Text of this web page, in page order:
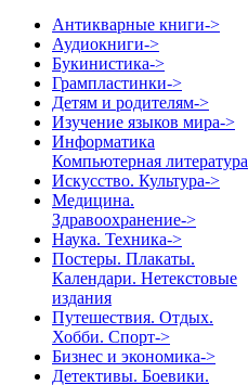
Антикварные книги->
Аудиокниги->
Букинистика->
Грампластинки->
Детям и родителям->
Изучение языков мира->
Информатика
Компьютерная литература
Искусство. Культура->
Медицина.
Здравоохранение->
Наука. Техника->
Постеры. Плакаты.
Календари. Нетекстовые
издания
Путешествия. Отдых.
Хобби. Спорт->
Бизнес и экономика->
Детективы. Боевики.